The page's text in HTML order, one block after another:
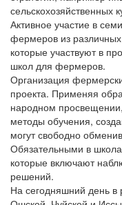
сельскохозяйственных
Активное участие в
фермеров из различных
которые участвуют в
школ для фермеров.
Организация
проекта. Применяя
народном
методы обучения,
могут свободно
Обязательными в
которые включают
решений.
На сегодняшний день в